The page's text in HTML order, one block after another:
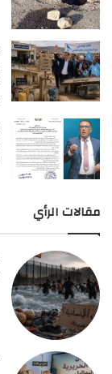
مقالات الرأي